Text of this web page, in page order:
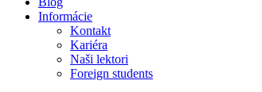
Informácie
Kontakt
Kariéra
Naši lektori
Foreign students